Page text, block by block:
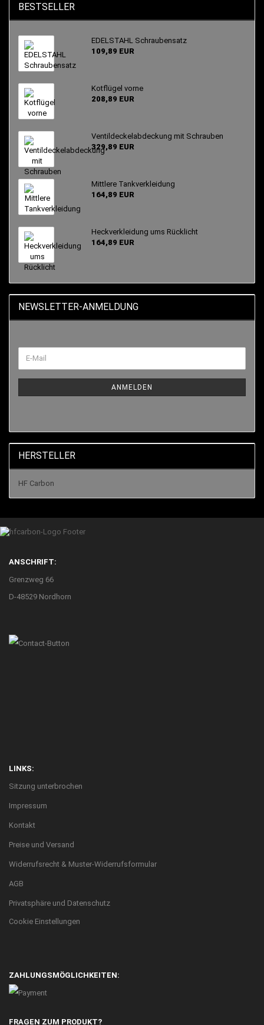
BESTSELLER
EDELSTAHL Schraubensatz
109,89 EUR
Kotflügel vorne
208,89 EUR
Ventildeckelabdeckung mit Schrauben
329,89 EUR
Mittlere Tankverkleidung
164,89 EUR
Heckverkleidung ums Rücklicht
164,89 EUR
NEWSLETTER-ANMELDUNG
ANMELDEN
HERSTELLER
HF Carbon
ANSCHRIFT:
Grenzweg 66
D-48529 Nordhorn
LINKS:
Sitzung unterbrochen
Impressum
Kontakt
Preise und Versand
Widerrufsrecht & Muster-Widerrufsformular
AGB
Privatsphäre und Datenschutz
Cookie Einstellungen
ZAHLUNGSMÖGLICHKEITEN:
FRAGEN ZUM PRODUKT?